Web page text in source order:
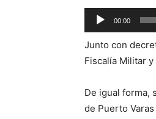
Reproductor
de
audio
00:00
Junto con
Fiscalía Militar
De igual forma,
de Puerto